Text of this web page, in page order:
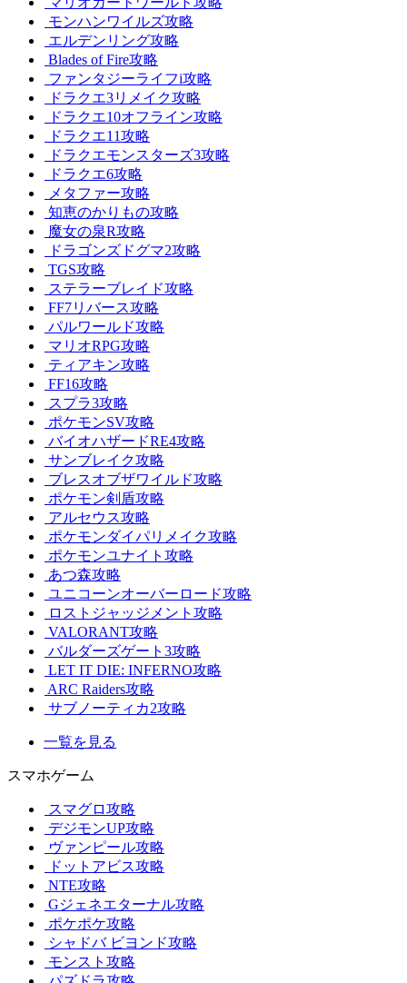
モンハンワイルズ攻略
エルデンリング攻略
Blades of Fire攻略
ファンタジーライフi攻略
ドラクエ3リメイク攻略
ドラクエ10オフライン攻略
ドラクエ11攻略
ドラクエモンスターズ3攻略
ドラクエ6攻略
メタファー攻略
知恵のかりもの攻略
魔女の泉R攻略
ドラゴンズドグマ2攻略
TGS攻略
ステラーブレイド攻略
FF7リバース攻略
パルワールド攻略
マリオRPG攻略
ティアキン攻略
FF16攻略
スプラ3攻略
ポケモンSV攻略
バイオハザードRE4攻略
サンブレイク攻略
ブレスオブザワイルド攻略
ポケモン剣盾攻略
アルセウス攻略
ポケモンダイパリメイク攻略
ポケモンユナイト攻略
あつ森攻略
ユニコーンオーバーロード攻略
ロストジャッジメント攻略
VALORANT攻略
バルダーズゲート3攻略
LET IT DIE: INFERNO攻略
ARC Raiders攻略
サブノーティカ2攻略
一覧を見る
スマホゲーム
スマグロ攻略
デジモンUP攻略
ヴァンピール攻略
ドットアビス攻略
NTE攻略
Gジェネエターナル攻略
ポケポケ攻略
シャドバ ビヨンド攻略
モンスト攻略